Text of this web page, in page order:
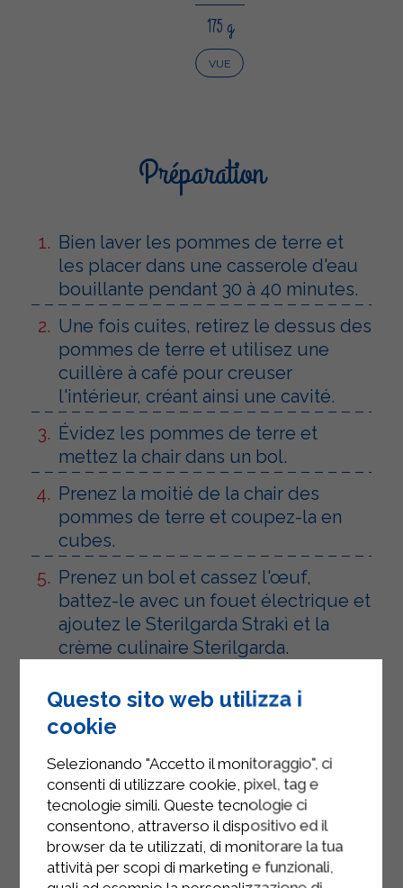
175 g
VUE
Préparation
Bien laver les pommes de terre et
les placer dans une casserole d'eau
bouillante pendant 30 à 40 minutes.
Une fois cuites, retirez le dessus des
pommes de terre et utilisez une
cuillère à café pour creuser
l'intérieur, créant ainsi une cavité.
Évidez les pommes de terre et
mettez la chair dans un bol.
Prenez la moitié de la chair des
pommes de terre et coupez-la en
cubes.
Prenez un bol et cassez l'œuf,
battez-le avec un fouet électrique et
ajoutez le Sterilgarda Strakì et la
crème culinaire Sterilgarda.
Ajoutez les pommes de terre
sel et le poivre.
Mélangez la préparation et
remplissez les pommes de terre
évidées.
Questo sito web utilizza i
cookie
Selezionando "Accetto il monitoraggio", ci
consenti di utilizzare cookie, pixel, tag e
tecnologie simili. Queste tecnologie ci
consentono, attraverso il dispositivo ed il
browser da te utilizzati, di monitorare la tua
attività per scopi di marketing e funzionali,